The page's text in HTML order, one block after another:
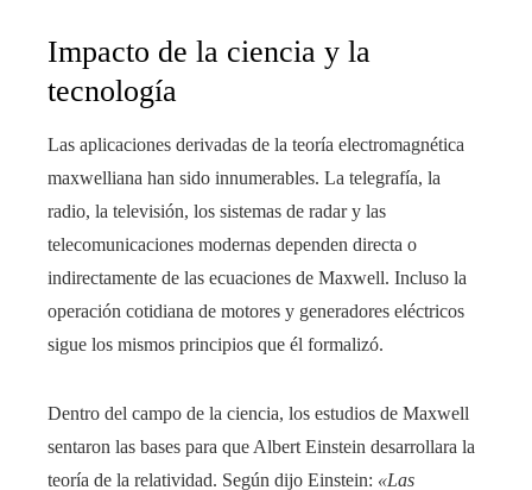
Impacto de la ciencia y la
tecnología
Las aplicaciones derivadas de la teoría electromagnética
maxwelliana han sido innumerables. La telegrafía, la
radio, la televisión, los sistemas de radar y las
telecomunicaciones modernas dependen directa o
indirectamente de las ecuaciones de Maxwell. Incluso la
operación cotidiana de motores y generadores eléctricos
sigue los mismos principios que él formalizó.
Dentro del campo de la ciencia, los estudios de Maxwell
sentaron las bases para que Albert Einstein desarrollara la
teoría de la relatividad. Según dijo Einstein: «Las